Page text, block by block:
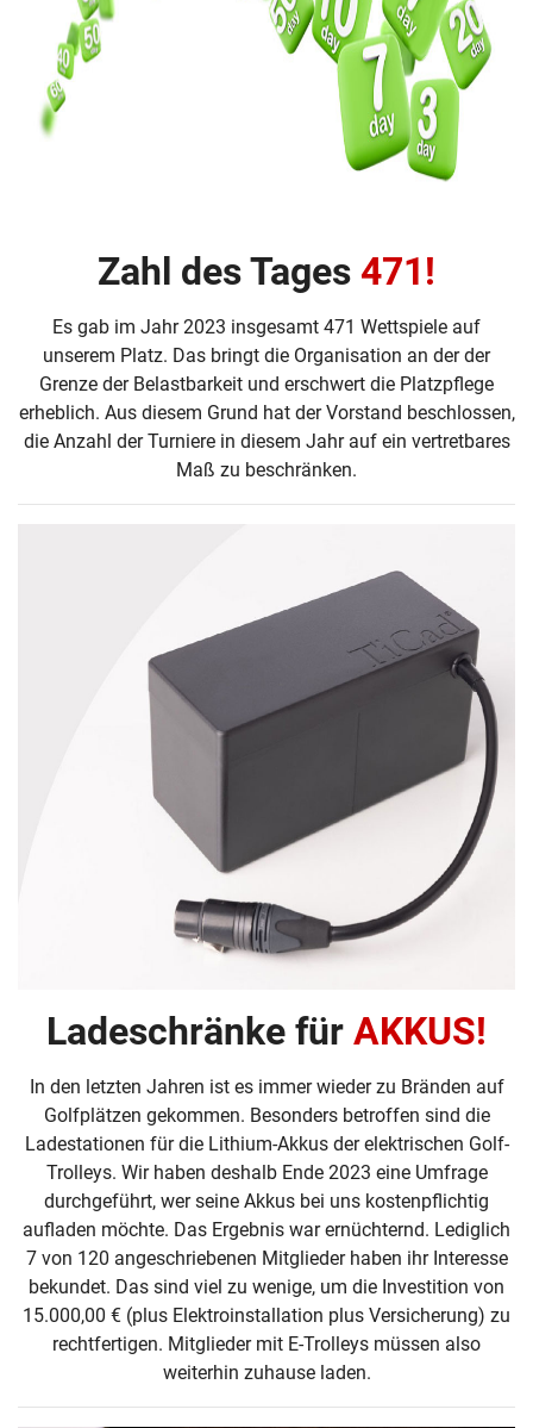
Zahl des Tages 471!
Es gab im Jahr 2023 insgesamt 471 Wettspiele auf
unserem Platz. Das bringt die Organisation an der der
Grenze der Belastbarkeit und erschwert die Platzpflege
erheblich. Aus diesem Grund hat der Vorstand beschlossen,
die Anzahl der Turniere in diesem Jahr auf ein vertretbares
Maß zu beschränken.
Ladeschränke für AKKUS!
In den letzten Jahren ist es immer wieder zu Bränden auf
Golfplätzen gekommen. Besonders betroffen sind die
Ladestationen für die Lithium-Akkus der elektrischen Golf-
Trolleys. Wir haben deshalb Ende 2023 eine Umfrage
durchgeführt, wer seine Akkus bei uns kostenpflichtig
aufladen möchte. Das Ergebnis war ernüchternd. Lediglich
7 von 120 angeschriebenen Mitglieder haben ihr Interesse
bekundet. Das sind viel zu wenige, um die Investition von
15.000,00 € (plus Elektroinstallation plus Versicherung) zu
rechtfertigen. Mitglieder mit E-Trolleys müssen also
weiterhin zuhause laden.